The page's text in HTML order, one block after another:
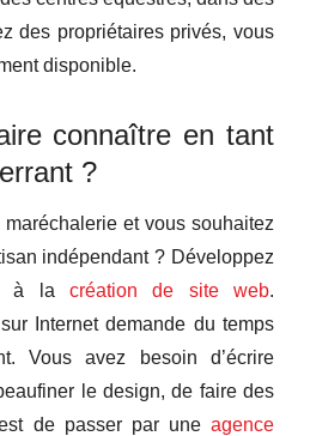
des propriétaires privés, vous
disponible.
connaître en tant
?
et vous souhaitez
indépendant ? Développez
à la création de site web.
Internet demande du temps
Vous avez besoin d’écrire
le design, de faire des
de passer par une agence